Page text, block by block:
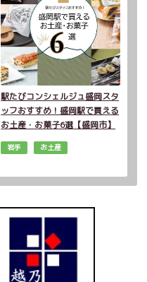
駅たびコンシェルジュ盛岡スタ
ッフおすすめ！盛岡駅で買える
お土産・お菓子6選【盛岡市】
岩手 お土産